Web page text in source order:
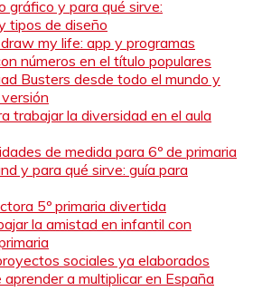
gráfico y para qué sirve:
tipos de diseño
my life: app y programas
números en el título populares
Busters desde todo el mundo y
trabajar la diversidad en el aula
de medida para 6º de primaria
y para qué sirve: guía para
5º primaria divertida
la amistad en infantil con
sociales ya elaborados
aprender a multiplicar en España